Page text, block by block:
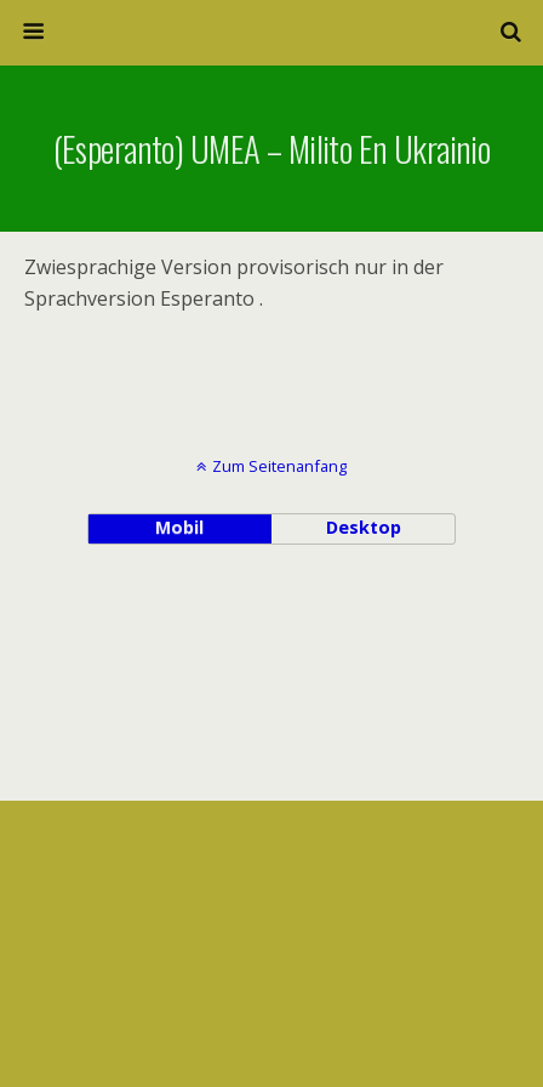
(Esperanto) UMEA – Milito En Ukrainio
Zwiesprachige Version provisorisch nur in der
Sprachversion Esperanto .
Zum Seitenanfang
Mobil Desktop